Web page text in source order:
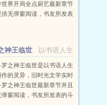
世界开局全点厨艺最新章节
供无弹窗阅读，书友所发表
以书语人生
神王临世
罗之神王临世是以书语人生
作的灵异，旧时光文学实时
之神王临世最新章节并且
弹窗阅读，书友所发表的斗